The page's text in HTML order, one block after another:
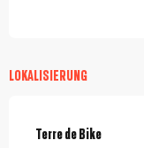
LOKALISIERUNG
Terre de Bike